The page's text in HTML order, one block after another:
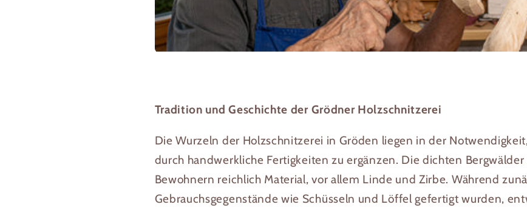
Tradition und Geschichte der Grödner Holzschnitzerei
Die Wurzeln der Holzschnitzerei in Gröden liegen in der
durch handwerkliche Fertigkeiten zu ergänzen. Die dichten
Bewohnern reichlich Material, vor allem Linde und Zirbe. Während
Gebrauchsgegenstände wie Schüsseln und Löffel gefertigt wurden,